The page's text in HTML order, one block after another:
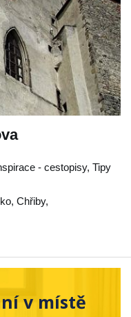
- cestopisy, Tipy
, Chřiby,
v místě